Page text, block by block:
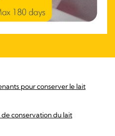
pour conserver le lait
conservation du lait